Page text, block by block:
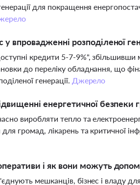
для покращення
впровадженні розподіленої
кредити 5-7-9%", збільшивши
до переліку обладнання, що
генерації. Джерело
енергетичної безпеки
виробляти тепло та
громад, лікарень та критичної
і як вони можуть
мешканців, бізнес і владу